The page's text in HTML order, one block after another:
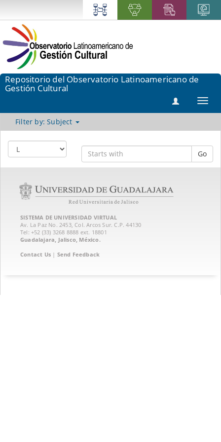
Repositorio del Observatorio Latinoamericano de
Gestión Cultural
Filter by: Subject
Go
SISTEMA DE UNIVERSIDAD VIRTUAL
Av. La Paz No. 2453, Col. Arcos Sur. C.P. 44130
Tel: +52 (33) 3268 8888‏ ext. 18801
Guadalajara, Jalisco, México.
Contact Us | Send Feedback